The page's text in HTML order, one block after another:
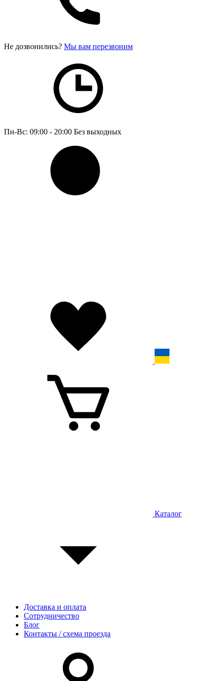
Не дозвонились? Мы вам перезвоним
Пн-Вс: 09:00 - 20:00 Без выходных
Каталог
Доставка и оплата
Сотрудничество
Блог
Контакты / схема проезда